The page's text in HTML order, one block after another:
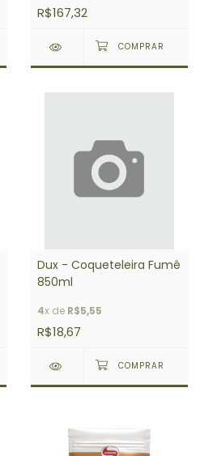
R$167,32
Dux - Coqueteleira Fumê
850ml
4x de R$5,55
R$18,67